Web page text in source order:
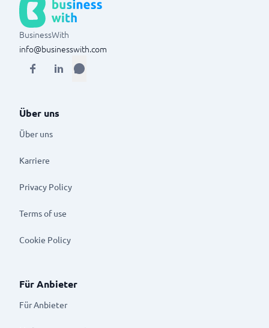
BusinessWith
info@businesswith.com
Über uns
Über uns
Karriere
Privacy Policy
Terms of use
Cookie Policy
Für Anbieter
Für Anbieter